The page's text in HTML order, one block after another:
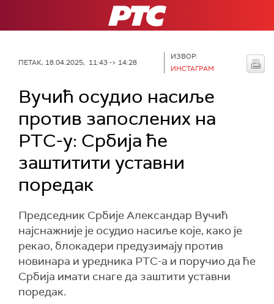
РТС
ПЕТАК, 18.04.2025, 11:43 -> 14:28
ИЗВОР:
ИНСТАГРАМ
Вучић осудио насиље
против запослених на
РТС-у: Србија ће
заштитити уставни
поредак
Председник Србије Александар Вучић
најснажније је осудио насиље које, како је
рекао, блокадери предузимају против
новинара и уредника РТС-а и поручио да ће
Србија имати снаге да заштити уставни
поредак.